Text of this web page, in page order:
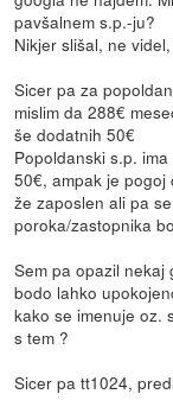
pavšalnem s.p.-ju?
Nikjer slišal, ne
Sicer pa za
mislim da 288€
še dodatnih 50€
Popoldanski s.p.
50€, ampak je
že zaposlen ali pa
poroka/zastopnika
Sem pa opazil
bodo lahko
kako se imenuje oz.
s tem ?
Sicer pa tt1024,